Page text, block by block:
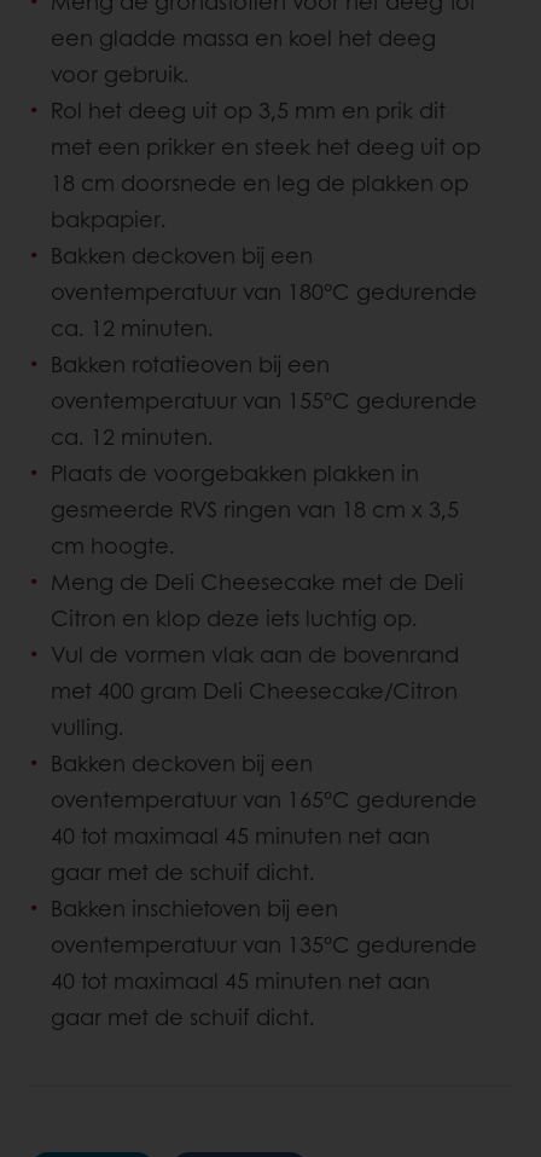
een gladde massa en koel het deeg
voor gebruik.
Rol het deeg uit op 3,5 mm en prik dit
met een prikker en steek het deeg uit op
18 cm doorsnede en leg de plakken op
bakpapier.
Bakken deckoven bij een
oventemperatuur van 180°C gedurende
ca. 12 minuten.
Bakken rotatieoven bij een
oventemperatuur van 155°C gedurende
ca. 12 minuten.
Plaats de voorgebakken plakken in
gesmeerde RVS ringen van 18 cm x 3,5
cm hoogte.
Meng de Deli Cheesecake met de Deli
Citron en klop deze iets luchtig op.
Vul de vormen vlak aan de bovenrand
met 400 gram Deli Cheesecake/Citron
vulling.
Bakken deckoven bij een
oventemperatuur van 165°C gedurende
40 tot maximaal 45 minuten net aan
gaar met de schuif dicht.
Bakken inschietoven bij een
oventemperatuur van 135°C gedurende
40 tot maximaal 45 minuten net aan
gaar met de schuif dicht.